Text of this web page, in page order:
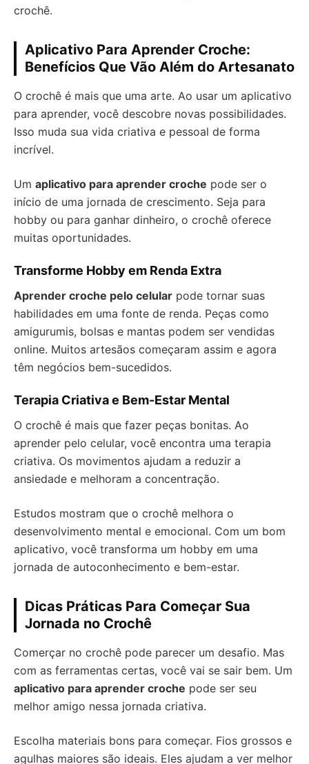
crochê.
Aplicativo Para Aprender Croche:
Benefícios Que Vão Além do Artesanato
O crochê é mais que uma arte. Ao usar um aplicativo
para aprender, você descobre novas possibilidades.
Isso muda sua vida criativa e pessoal de forma
incrível.
Um aplicativo para aprender croche pode ser o
início de uma jornada de crescimento. Seja para
hobby ou para ganhar dinheiro, o crochê oferece
muitas oportunidades.
Transforme Hobby em Renda Extra
Aprender croche pelo celular pode tornar suas
habilidades em uma fonte de renda. Peças como
amigurumis, bolsas e mantas podem ser vendidas
online. Muitos artesãos começaram assim e agora
têm negócios bem-sucedidos.
Terapia Criativa e Bem-Estar Mental
O crochê é mais que fazer peças bonitas. Ao
aprender pelo celular, você encontra uma terapia
criativa. Os movimentos ajudam a reduzir a
ansiedade e melhoram a concentração.
Estudos mostram que o crochê melhora o
desenvolvimento mental e emocional. Com um bom
aplicativo, você transforma um hobby em uma
jornada de autoconhecimento e bem-estar.
Dicas Práticas Para Começar Sua
Jornada no Crochê
Comerçar no crochê pode parecer um desafio. Mas
com as ferramentas certas, você vai se sair bem. Um
aplicativo para aprender croche pode ser seu
melhor amigo nessa jornada criativa.
Escolha materiais bons para começar. Fios grossos e
agulhas maiores são ideais. Eles ajudam a ver melhor